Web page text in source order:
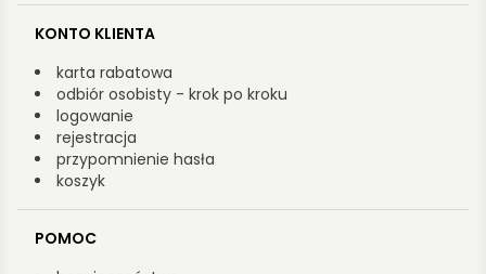
KONTO KLIENTA
karta rabatowa
odbiór osobisty - krok po kroku
logowanie
rejestracja
przypomnienie hasła
koszyk
POMOC